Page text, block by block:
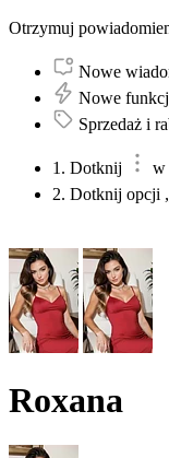
Otrzymuj
Nowe
Nowe
Sprzedaż i
1. Dotknij
w
2. Dotknij opcji
Roxana